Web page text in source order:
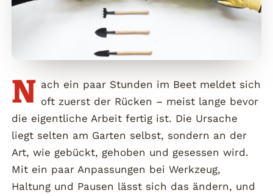
N ach ein paar Stunden im Beet meldet sich
oft zuerst der Rücken – meist lange bevor
die eigentliche Arbeit fertig ist. Die Ursache
liegt selten am Garten selbst, sondern an der
Art, wie gebückt, gehoben und gesessen wird.
Mit ein paar Anpassungen bei Werkzeug,
Haltung und Pausen lässt sich das ändern, und